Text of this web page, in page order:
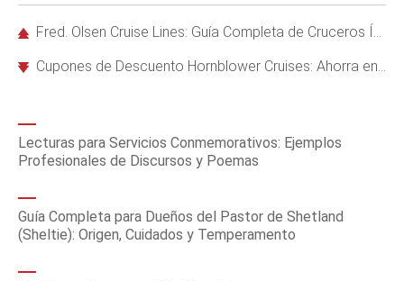
Fred. Olsen Cruise Lines: Guía Completa de Cruceros Íntimos y Tradicionales
Cupones de Descuento Hornblower Cruises: Ahorra en Cruceros por California
Lecturas para Servicios Conmemorativos: Ejemplos
Profesionales de Discursos y Poemas
Guía Completa para Dueños del Pastor de Shetland
(Sheltie): Origen, Cuidados y Temperamento